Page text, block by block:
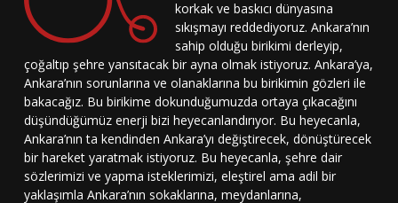
korkak ve baskıcı dünyasına
sıkışmayı reddediyoruz. Ankara’nın
sahip olduğu birikimi derleyip,
çoğaltıp şehre yansıtacak bir ayna olmak istiyoruz. Ankara’ya,
Ankara’nın sorunlarına ve olanaklarına bu birikimin gözleri ile
bakacağız. Bu birikime dokunduğumuzda ortaya çıkacağını
düşündüğümüz enerji bizi heyecanlandırıyor. Bu heyecanla,
Ankara’nın ta kendinden Ankara’yı değiştirecek, dönüştürecek
bir hareket yaratmak istiyoruz. Bu heyecanla, şehre dair
sözlerimizi ve yapma isteklerimizi, eleştirel ama adil bir
yaklaşımla Ankara’nın sokaklarına, meydanlarına,